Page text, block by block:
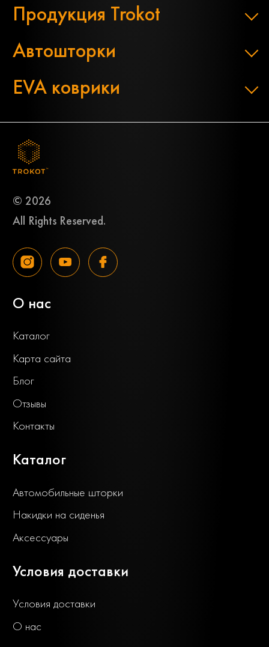
Продукция Trokot
Автошторки
EVA коврики
© 2026
All Rights Reserved.
О нас
Каталог
Карта сайта
Блог
Отзывы
Контакты
Каталог
Автомобильные шторки
Накидки на сиденья
Аксессуары
Условия доставки
Условия доставки
О нас